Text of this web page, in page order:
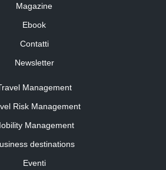
Magazine
Ebook
Contatti
Newsletter
Management
Risk Management
Management
destinations
Eventi